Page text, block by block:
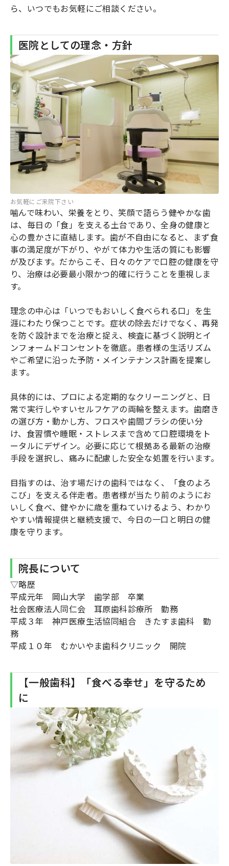
ら、いつでもお気軽にご相談ください。
医院としての理念・方針
お気軽にご来院下さい
噛んで味わい、栄養をとり、笑顔で語らう――健やかな歯
は、毎日の「食」を支える土台であり、全身の健康と
心の豊かさに直結します。歯が不自由になると、まず食
事の満足度が下がり、やがて体力や生活の質にも影響
が及びます。だからこそ、日々のケアで口腔の健康を守
り、治療は必要最小限かつ的確に行うことを重視しま
す。
理念の中心は「いつでもおいしく食べられる口」を生
涯にわたり保つことです。症状の除去だけでなく、再発
を防ぐ設計までを治療と捉え、検査に基づく説明とイ
ンフォームドコンセントを徹底。患者様の生活リズム
やご希望に沿った予防・メインテナンス計画を提案し
ます。
具体的には、プロによる定期的なクリーニングと、日
常で実行しやすいセルフケアの両輪を整えます。歯磨き
の選び方・動かし方、フロスや歯間ブラシの使い分
け、食習慣や睡眠・ストレスまで含めて口腔環境をト
ータルにデザイン。必要に応じて根拠ある最新の治療
手段を選択し、痛みに配慮した安全な処置を行います。
目指すのは、治す場だけの歯科ではなく、「食のよろ
こび」を支える伴走者。患者様が当たり前のようにお
いしく食べ、健やかに歳を重ねていけるよう、わかり
やすい情報提供と継続支援で、今日の一口と明日の健
康を守ります。
院長について
▽略歴
平成元年 岡山大学 歯学部 卒業
社会医療法人同仁会 耳原歯科診療所 勤務
平成３年 神戸医療生活協同組合 きたすま歯科 勤
務
平成１０年 むかいやま歯科クリニック 開院
【一般歯科】「食べる幸せ」を守るため
に